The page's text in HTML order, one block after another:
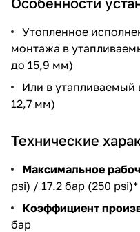
Утопленное
монтажа в
до 15,9 мм)
Или в утапливаемый
12,7 мм)
Технические
Максимальное
psi) / 17.2 бар (250 psi)*
Коэффициент
бар